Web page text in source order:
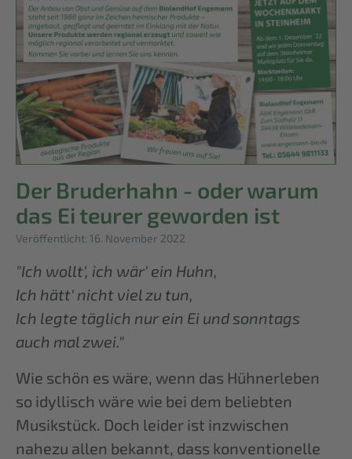
Der Bruderhahn - oder warum
das Ei teurer geworden ist
Details
Veröffentlicht: 16. November 2022
"Ich wollt', ich wär' ein Huhn,
Ich hätt' nicht viel zu tun,
Ich legte täglich nur ein Ei und sonntags
auch mal zwei."
Wie schön es wäre, wenn das Hühnerleben
so idyllisch wäre wie bei dem beliebten
Musikstück. Doch leider ist inzwischen
nahezu allen bekannt, dass konventionelle